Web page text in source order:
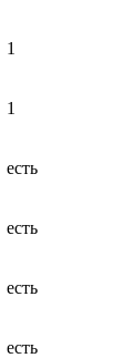
1
1
есть
есть
есть
есть